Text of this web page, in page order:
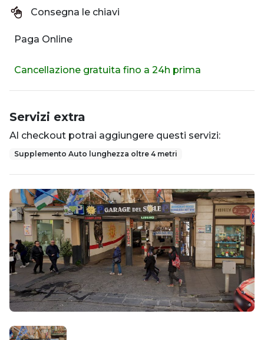
Consegna le chiavi
Paga Online
Cancellazione gratuita fino a 24h prima
Servizi extra
Al checkout potrai aggiungere questi servizi:
Supplemento Auto lunghezza oltre 4 metri